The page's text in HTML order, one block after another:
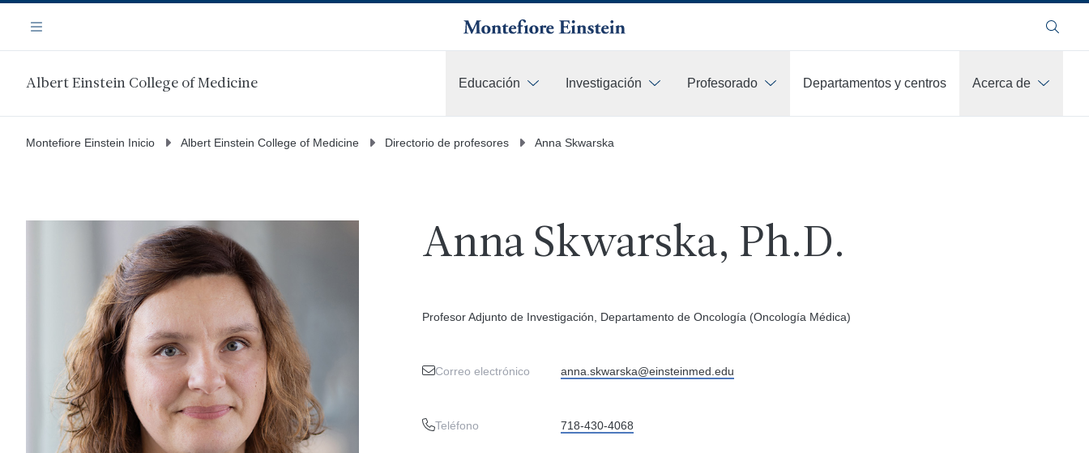
contenido
Navegación
Menú Buscar
Albert Einstein College of Medicine Educación Investigación Profesorado Departamentos y centros
Acerca de
Montefiore Einstein Inicio Albert Einstein College of Medicine Directorio de profesores Anna Skwarska
Anna Skwarska, Ph.D.
Profesor Adjunto de Investigación, Departamento de Oncología (Oncología Médica)
Correo electrónico anna.skwarska@einsteinmed.edu
Teléfono 718-430-4068